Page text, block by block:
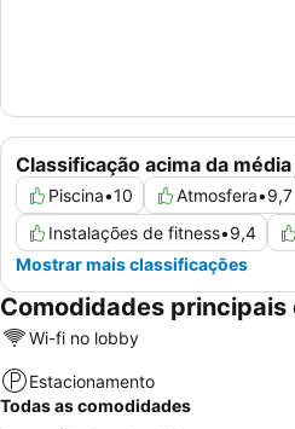
Classificação acima da
Piscina•10 Atmosfera•9,7
Instalações de fitness•9,4
Mostrar mais classificações
Comodidades principais
Wi-fi no lobby
Estacionamento
Todas as comodidades